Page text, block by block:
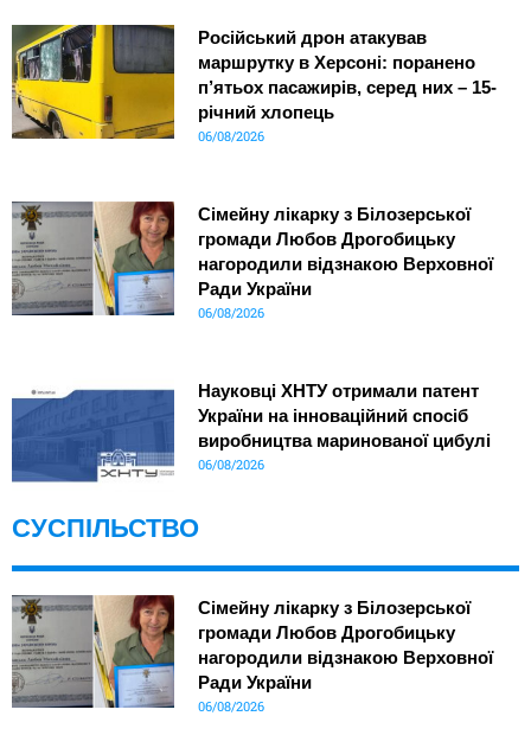
Російський дрон атакував
маршрутку в Херсоні: поранено
п’ятьох пасажирів, серед них – 15-
річний хлопець
06/08/2026
Сімейну лікарку з Білозерської
громади Любов Дрогобицьку
нагородили відзнакою Верховної
Ради України
06/08/2026
Науковці ХНТУ отримали патент
України на інноваційний спосіб
виробництва маринованої цибулі
06/08/2026
СУСПІЛЬСТВО
Сімейну лікарку з Білозерської
громади Любов Дрогобицьку
нагородили відзнакою Верховної
Ради України
06/08/2026